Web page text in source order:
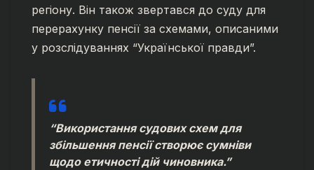
регіону. Він також звертався до суду для
перерахунку пенсії за схемами, описаними
у розслідуваннях “Української правди”.
“Використання судових схем для
збільшення пенсії створює сумніви
щодо етичності дій чиновника.”